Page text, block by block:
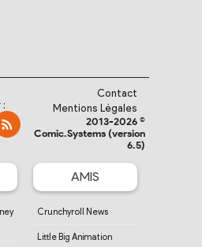
:
Contact
Mentions Légales
2013-2026 ©
Comic.Systems (version
6.5)
AMIS
Crunchyroll News
Little Big Animation